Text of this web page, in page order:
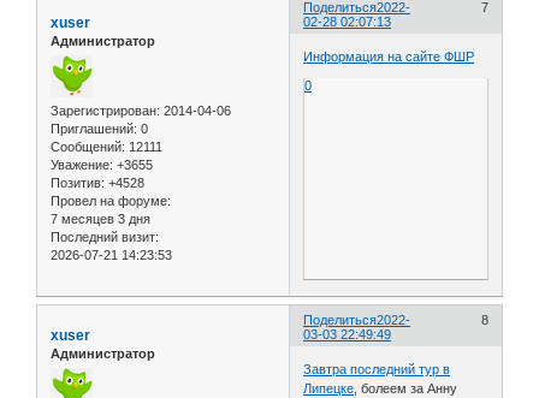
Поделиться 7
2022-
02-28 02:07:13
xuser
Администратор
Зарегистрирован: 2014-04-06
Приглашений: 0
Сообщений: 12111
Уважение: +3655
Позитив: +4528
Провел на форуме:
7 месяцев 3 дня
Последний визит:
2026-07-21 14:23:53
Информация на сайте ФШР
0
Поделиться 8
2022-
03-03 22:49:49
xuser
Администратор
Завтра последний тур в
Липецке , болеем за Анну